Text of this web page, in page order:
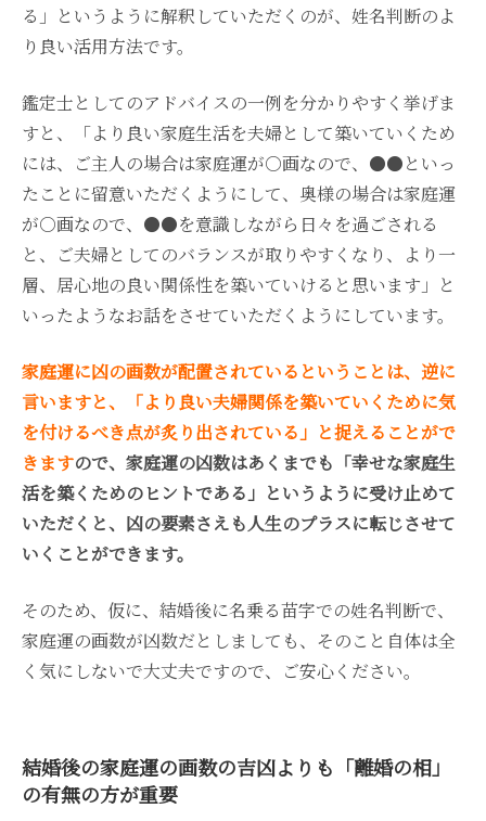
る」というように解釈していただくのが、姓名判断のよ
り良い活用方法です。
鑑定士としてのアドバイスの一例を分かりやすく挙げま
すと、「より良い家庭生活を夫婦として築いていくため
には、ご主人の場合は家庭運が○画なので、●●といっ
たことに留意いただくようにして、奥様の場合は家庭運
が○画なので、●●を意識しながら日々を過ごされる
と、ご夫婦としてのバランスが取りやすくなり、より一
層、居心地の良い関係性を築いていけると思います」と
いったようなお話をさせていただくようにしています。
家庭運に凶の画数が配置されているということは、逆に
言いますと、「より良い夫婦関係を築いていくために気
を付けるべき点が炙り出されている」と捉えることがで
きますので、家庭運の凶数はあくまでも「幸せな家庭生
活を築くためのヒントである」というように受け止めて
いただくと、凶の要素さえも人生のプラスに転じさせて
いくことができます。
そのため、仮に、結婚後に名乗る苗字での姓名判断で、
家庭運の画数が凶数だとしましても、そのこと自体は全
く気にしないで大丈夫ですので、ご安心ください。
結婚後の家庭運の画数の吉凶よりも「離婚の相」
の有無の方が重要